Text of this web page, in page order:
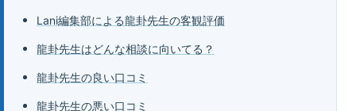
Lani編集部による龍卦先生の客観評価
龍卦先生はどんな相談に向いてる？
龍卦先生の良い口コミ
龍卦先生の悪い口コミ